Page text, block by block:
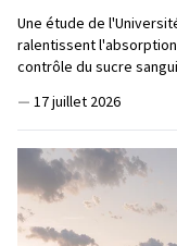
Une étude de
ralentissent
contrôle du sucre
— 17 juillet 2026